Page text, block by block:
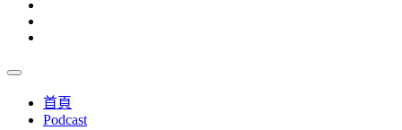
首頁
Podcast